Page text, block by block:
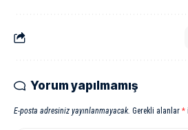
Yorum yapılmamış
E-posta adresiniz yayınlanmayacak. Gerekli alanlar *